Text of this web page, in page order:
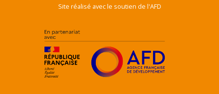
Site réalisé avec le soutien de l'AFD